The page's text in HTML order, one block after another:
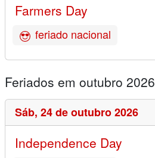
Farmers Day
feriado nacional
Feriados em outubro 2026
Sáb, 24 de outubro 2026
Independence Day